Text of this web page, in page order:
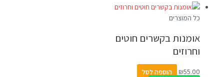
כל המוצרים
אומנות בקשרים חוטים
וחרוזים
₪55.00
הוספה לסל